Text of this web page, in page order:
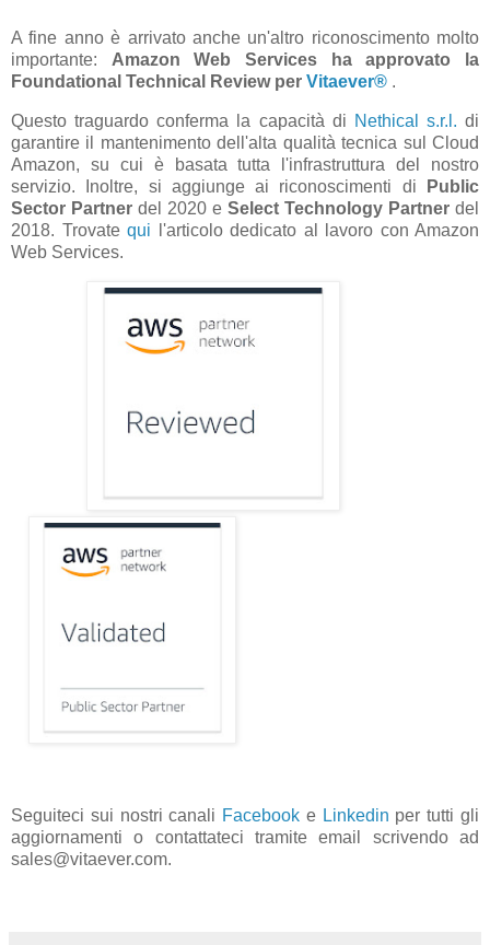
A fine anno è arrivato anche un'altro riconoscimento molto
importante: Amazon Web Services ha approvato la
Foundational Technical Review per Vitaever® .
Questo traguardo conferma la capacità di Nethical s.r.l. di
garantire il mantenimento dell'alta qualità tecnica sul Cloud
Amazon, su cui è basata tutta l'infrastruttura del nostro
servizio. Inoltre, si aggiunge ai riconoscimenti di
Public
Sector Partner del 2020 e Select Technology Partner del
2018. Trovate qui l'articolo dedicato al lavoro con Amazon
Web Services.
Seguiteci sui nostri canali Facebook e Linkedin per tutti gli
aggiornamenti o contattateci tramite email scrivendo ad
sales@vitaever.com.